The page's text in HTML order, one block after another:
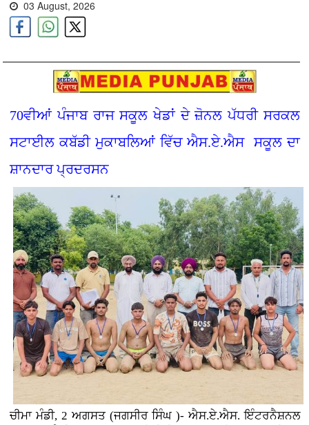
03 August, 2026
70ਵੀਆਂ ਪੰਜਾਬ ਰਾਜ ਸਕੂਲ ਖੇਡਾਂ ਦੇ ਜ਼ੋਨਲ ਪੱਧਰੀ ਸਰਕਲ
ਸਟਾਈਲ ਕਬੱਡੀ ਮੁਕਾਬਲਿਆਂ ਵਿੱਚ ਐਸ.ਏ.ਐਸ ਸਕੂਲ ਦਾ
ਸ਼ਾਨਦਾਰ ਪ੍ਰਦਰਸਨ
ਚੀਮਾ ਮੰਡੀ, 2 ਅਗਸਤ (ਜਗਸੀਰ ਸਿੰਘ )- ਐਸ.ਏ.ਐਸ. ਇੰਟਰਨੈਸ਼ਨਲ